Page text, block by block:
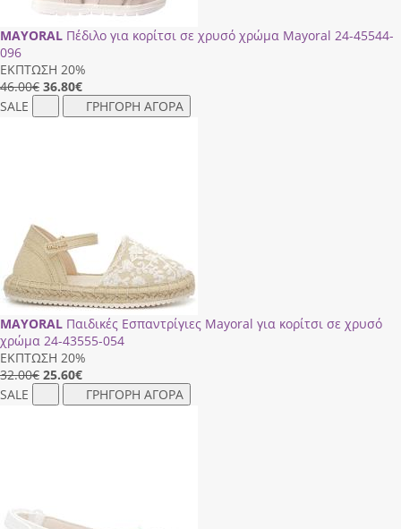
MAYORAL Πέδιλο για κορίτσι σε χρυσό χρώμα Mayoral 24-45544-
096
ΕΚΠΤΩΣΗ 20%
46.00€ 36.80€
SALE
ΓΡΗΓΟΡΗ ΑΓΟΡΑ
MAYORAL Παιδικές Εσπαντρίγιες Mayoral για κορίτσι σε χρυσό
χρώμα 24-43555-054
ΕΚΠΤΩΣΗ 20%
32.00€ 25.60€
SALE
ΓΡΗΓΟΡΗ ΑΓΟΡΑ